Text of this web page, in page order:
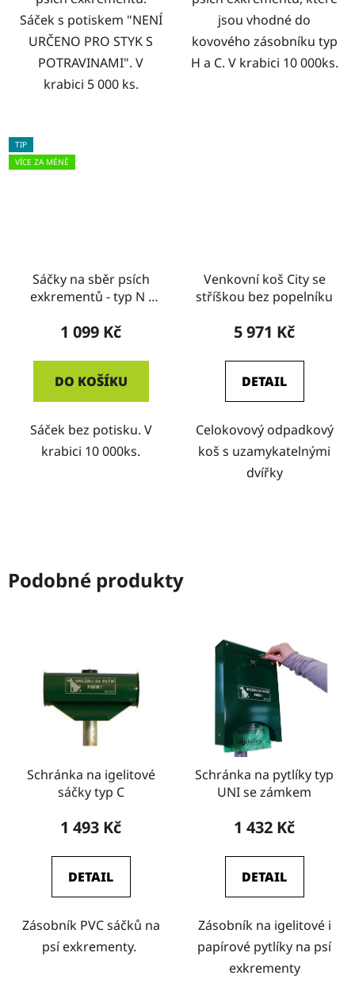
Sáček s potiskem "NENÍ
URČENO PRO STYK S
POTRAVINAMI". V
krabici 5 000 ks.
jsou vhodné do
kovového zásobníku typ
H a C. V krabici 10 000ks.
TIP
VÍCE ZA MÉNĚ
Sáčky na sběr psích
exkrementů - typ N -
1 099 Kč
DO KOŠÍKU
Sáček bez potisku. V
krabici 10 000ks.
Venkovní koš City se
stříškou bez popelníku
5 971 Kč
DETAIL
Celokovový odpadkový
koš s uzamykatelnými
dvířky
Podobné produkty
Schránka na igelitové
sáčky typ C
1 493 Kč
DETAIL
Zásobník PVC sáčků na
psí exkrementy.
Schránka na pytlíky typ
UNI se zámkem
1 432 Kč
DETAIL
Zásobník na igelitové i
papírové pytlíky na psí
exkrementy